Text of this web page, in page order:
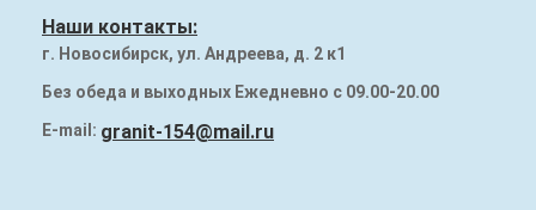
Наши работы
Памятники на могилу
Наши контакты:
г. Новосибирск, ул. Андреева, д. 2 к1
Без обеда и выходных Ежедневно с 09.00-20.00
E-mail: granit-154@mail.ru